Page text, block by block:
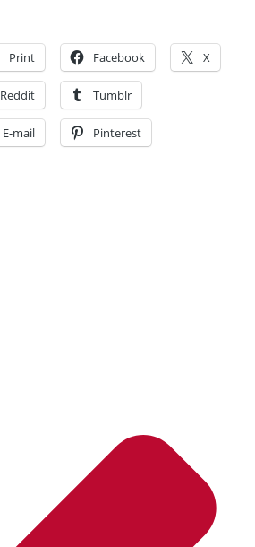
Print Facebook X
Reddit Tumblr
E-mail Pinterest